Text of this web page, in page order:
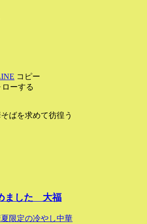
コピー
ローする
ばを求めて彷徨う
ました 大福
限定の冷やし中華